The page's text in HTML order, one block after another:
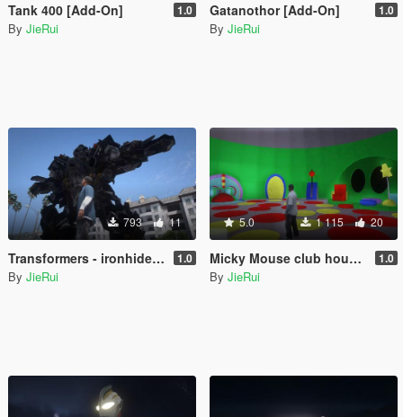
Tank 400 [Add-On] 1.0
By JieRui
Gatanothor [Add-On] 1.0
By JieRui
793 11
Transformers - ironhide [Add-ON] 1.0
By JieRui
5.0 1 115 20
Micky Mouse club house [Add-On] 1.0
By JieRui